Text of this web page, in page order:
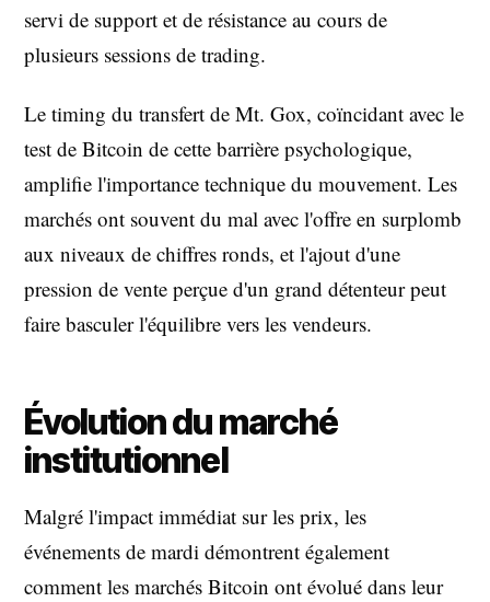
servi de support et de résistance au cours de
plusieurs sessions de trading.
Le timing du transfert de Mt. Gox, coïncidant avec le
test de Bitcoin de cette barrière psychologique,
amplifie l'importance technique du mouvement. Les
marchés ont souvent du mal avec l'offre en surplomb
aux niveaux de chiffres ronds, et l'ajout d'une
pression de vente perçue d'un grand détenteur peut
faire basculer l'équilibre vers les vendeurs.
Évolution du marché
institutionnel
Malgré l'impact immédiat sur les prix, les
événements de mardi démontrent également
comment les marchés Bitcoin ont évolué dans leur